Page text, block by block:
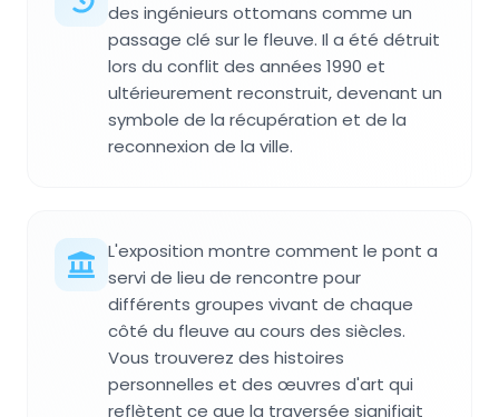
des ingénieurs ottomans comme un
passage clé sur le fleuve. Il a été détruit
lors du conflit des années 1990 et
ultérieurement reconstruit, devenant un
symbole de la récupération et de la
reconnexion de la ville.
L'exposition montre comment le pont a
servi de lieu de rencontre pour
différents groupes vivant de chaque
côté du fleuve au cours des siècles.
Vous trouverez des histoires
personnelles et des œuvres d'art qui
reflètent ce que la traversée signifiait